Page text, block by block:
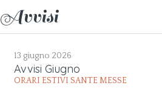
Avvisi
13 giugno 2026
Avvisi Giugno
ORARI ESTIVI SANTE MESSE